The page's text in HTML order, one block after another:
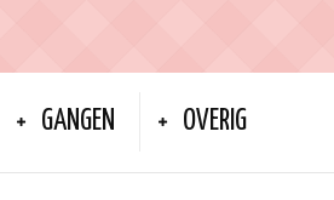
GANGEN OVERIG